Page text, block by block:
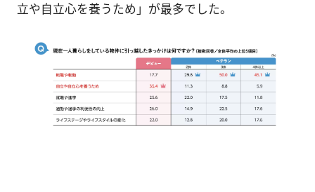
立や自立心を養うため」が最多でした。